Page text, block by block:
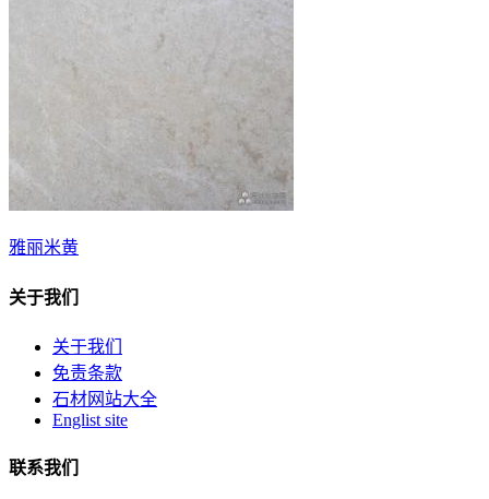
雅丽米黄
关于我们
关于我们
免责条款
石材网站大全
Englist site
联系我们